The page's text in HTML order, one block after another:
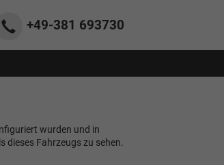
+49-381 693730
wurden und in
dieses Fahrzeugs zu sehen.